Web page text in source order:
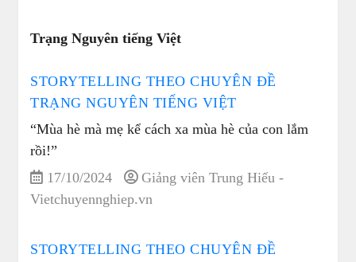
Trạng Nguyên tiếng Việt
STORYTELLING THEO CHUYÊN ĐỀ
TRẠNG NGUYÊN TIẾNG VIỆT
“Mùa hè mà mẹ kể cách xa mùa hè của con lắm
rồi!”
17/10/2024
Giảng viên Trung Hiếu -
Vietchuyennghiep.vn
STORYTELLING THEO CHUYÊN ĐỀ